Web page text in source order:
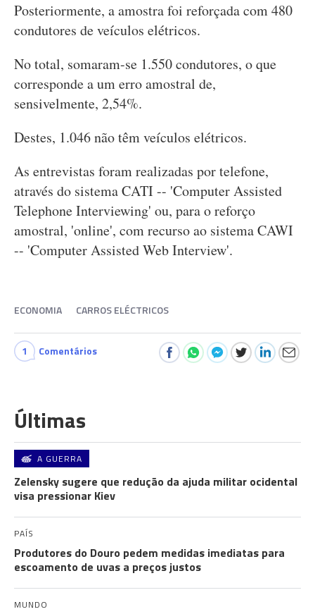
Posteriormente, a amostra foi reforçada com 480
condutores de veículos elétricos.
No total, somaram-se 1.550 condutores, o que
corresponde a um erro amostral de,
sensivelmente, 2,54%.
Destes, 1.046 não têm veículos elétricos.
As entrevistas foram realizadas por telefone,
através do sistema CATI -- 'Computer Assisted
Telephone Interviewing' ou, para o reforço
amostral, 'online', com recurso ao sistema CAWI
-- 'Computer Assisted Web Interview'.
ECONOMIA CARROS ELÉCTRICOS
1 Comentários
Últimas
A GUERRA
Zelensky sugere que redução da ajuda militar ocidental
visa pressionar Kiev
PAÍS
Produtores do Douro pedem medidas imediatas para
escoamento de uvas a preços justos
MUNDO